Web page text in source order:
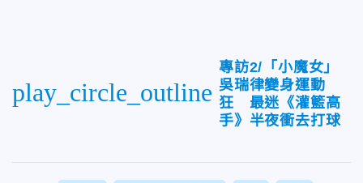
play_circle_outline
專訪2/「小魔女」
吳瑞律變身運動
狂 最迷《灌籃高
手》半夜衝去打球